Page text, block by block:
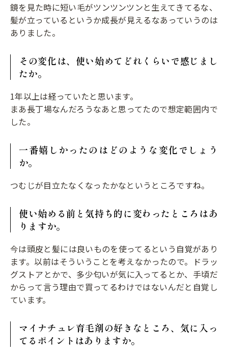
鏡を見た時に短い毛がツンツンツンと生えてきてるな、
髪が立っているというか成長が見えるなあっていうのは
ありました。
その変化は、使い始めてどれくらいで感じまし
たか。
1年以上は経っていたと思います。
まあ長丁場なんだろうなあと思ってたので想定範囲内で
した。
一番嬉しかったのはどのような変化でしょう
か。
つむじが目立たなくなったかなというところですね。
使い始める前と気持ち的に変わったところはあ
りますか。
今は頭皮と髪には良いものを使ってるという自覚があり
ます。以前はそういうことを考えなかったので。ドラッ
グストアとかで、多少匂いが気に入ってるとか、手頃だ
からって言う理由で買ってるわけではないんだと自覚し
ています。
マイナチュレ育毛剤の好きなところ、気に入っ
てるポイントはありますか。